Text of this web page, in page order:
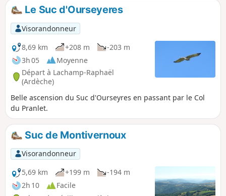
Le Suc d'Ourseyeres
Visorandonneur
8,69 km
+208 m
-203 m
3h 05
Moyenne
Départ à Lachamp-Raphaël
(Ardèche)
Belle ascension du Suc d'Ourseyres en passant par le Col
du Pranlet.
Suc de Montivernoux
Visorandonneur
5,69 km
+199 m
-194 m
2h 10
Facile